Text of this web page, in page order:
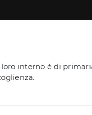
interno è di